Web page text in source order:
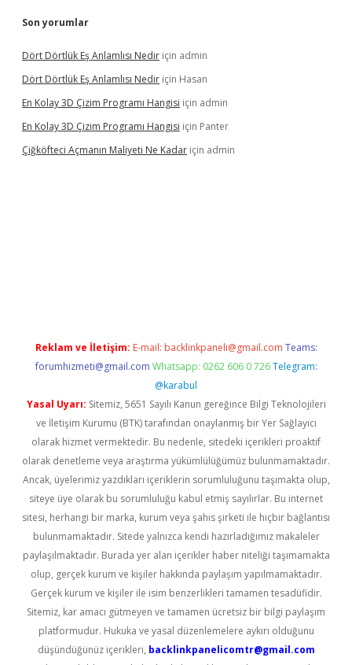
Son yorumlar
Dört Dörtlük Eş Anlamlısı Nedir için admin
Dört Dörtlük Eş Anlamlısı Nedir için Hasan
En Kolay 3D Çizim Programı Hangisi için admin
En Kolay 3D Çizim Programı Hangisi için Panter
Çiğköfteci Açmanın Maliyeti Ne Kadar için admin
Reklam ve İletişim: E-mail: backlinkpaneli@gmail.com Teams:
forumhizmeti@gmail.com Whatsapp: 0262 606 0 726 Telegram:
@karabul
Yasal Uyarı: Sitemiz, 5651 Sayılı Kanun gereğince Bilgi Teknolojileri
ve İletişim Kurumu (BTK) tarafından onaylanmış bir Yer Sağlayıcı
olarak hizmet vermektedir. Bu nedenle, sitedeki içerikleri proaktif
olarak denetleme veya araştırma yükümlülüğümüz bulunmamaktadır.
Ancak, üyelerimiz yazdıkları içeriklerin sorumluluğunu taşımakta olup,
siteye üye olarak bu sorumluluğu kabul etmiş sayılırlar. Bu internet
sitesi, herhangi bir marka, kurum veya şahıs şirketi ile hiçbir bağlantısı
bulunmamaktadır. Sitede yalnızca kendi hazırladığımız makaleler
paylaşılmaktadır. Burada yer alan içerikler haber niteliği taşımamakta
olup, gerçek kurum ve kişiler hakkında paylaşım yapılmamaktadır.
Gerçek kurum ve kişiler ile isim benzerlikleri tamamen tesadüfidir.
Sitemiz, kar amacı gütmeyen ve tamamen ücretsiz bir bilgi paylaşım
platformudur. Hukuka ve yasal düzenlemelere aykırı olduğunu
düşündüğünüz içerikleri, backlinkpanelicomtr@gmail.com